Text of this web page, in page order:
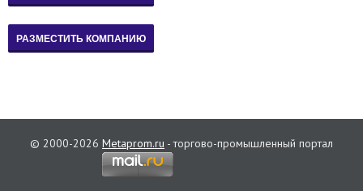
© 2000-2026 Metaprom.ru - торгово-промышленный портал